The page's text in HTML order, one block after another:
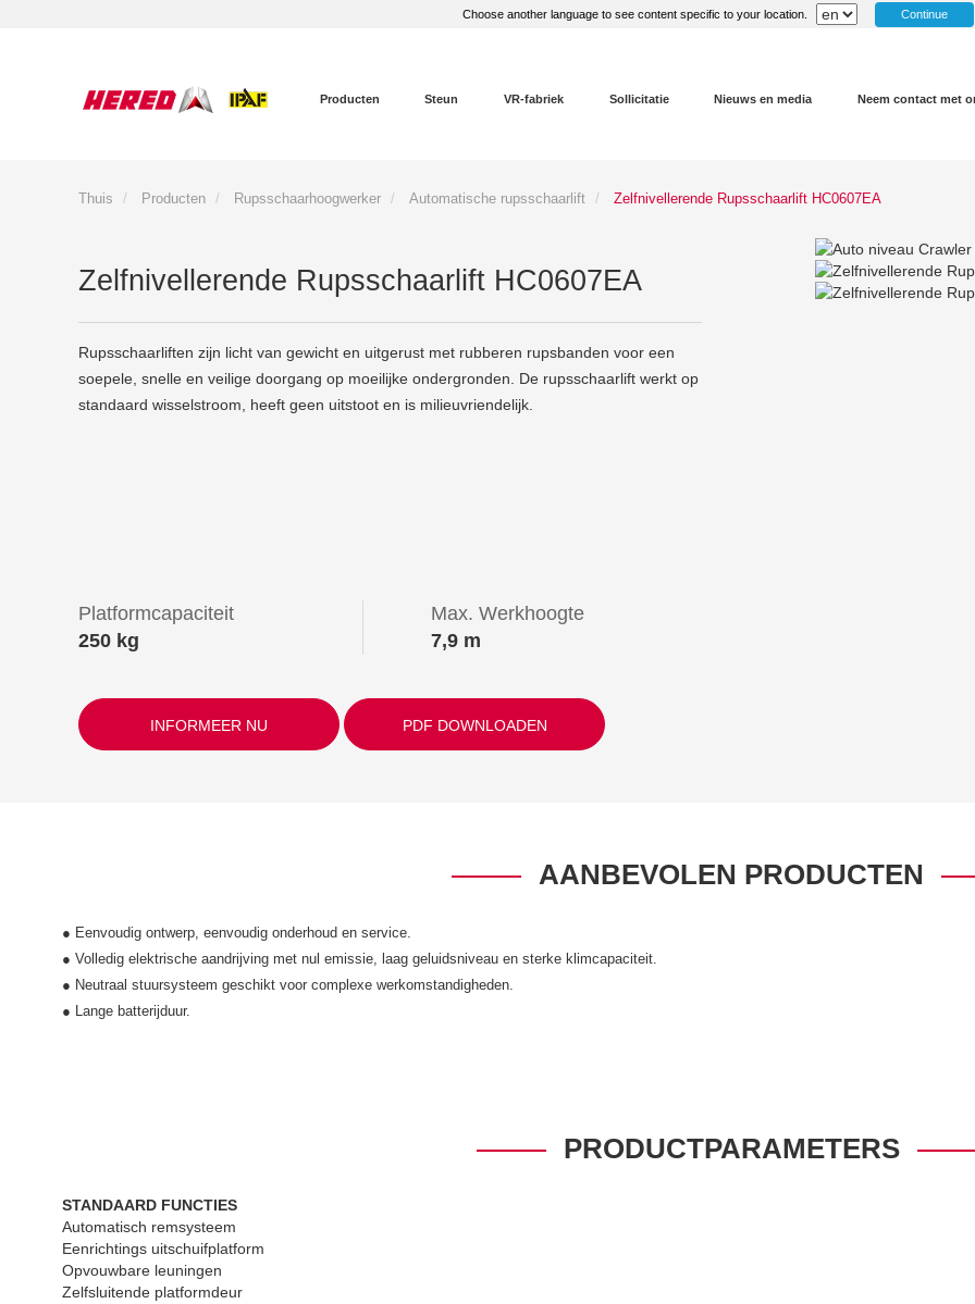
Choose another language to see content specific to your location. Continue
Producten Steun VR-fabriek Sollicitatie Nieuws en media Neem contact met
Thuis Producten Rupsschaarhoogwerker Automatische rupsschaarlift Zelfnivellerende Rupsschaarlift HC0607EA
Zelfnivellerende Rupsschaarlift HC0607EA
Rupsschaarliften zijn licht van gewicht en uitgerust met rubberen rupsbanden voor een
soepele, snelle en veilige doorgang op moeilijke ondergronden. De rupsschaarlift werkt op
standaard wisselstroom, heeft geen uitstoot en is milieuvriendelijk.
Platformcapaciteit
250 kg
Max. Werkhoogte
7,9 m
INFORMEER NU PDF DOWNLOADEN
AANBEVOLEN PRODUCTEN
● Eenvoudig ontwerp, eenvoudig onderhoud en service.
● Volledig elektrische aandrijving met nul emissie, laag geluidsniveau en sterke klimcapaciteit.
● Neutraal stuursysteem geschikt voor complexe werkomstandigheden.
● Lange batterijduur.
PRODUCTPARAMETERS
STANDAARD FUNCTIES
Automatisch remsysteem
Eenrichtings uitschuifplatform
Opvouwbare leuningen
Zelfsluitende platformdeur